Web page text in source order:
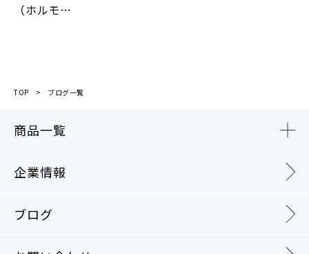
（ホルモ…
TOP ブログ一覧
商品一覧
企業情報
ブログ